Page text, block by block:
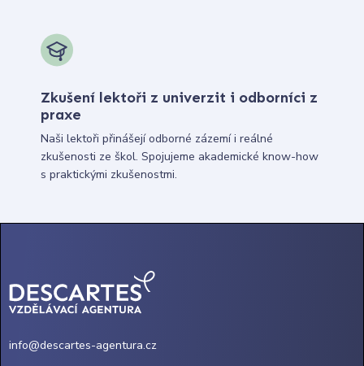
Zkušení lektoři z univerzit i odborníci z
praxe
Naši lektoři přinášejí odborné zázemí i reálné
zkušenosti ze škol. Spojujeme akademické know-how
s praktickými zkušenostmi.
info@descartes-agentura.cz